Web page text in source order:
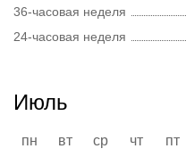
36-часовая неделя
24-часовая неделя
Июль
пн вт ср чт пт